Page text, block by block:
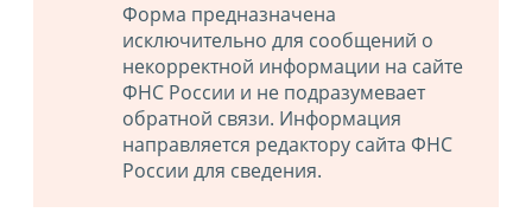
Форма предназначена
исключительно для сообщений о
некорректной информации на сайте
ФНС России и не подразумевает
обратной связи. Информация
направляется редактору сайта ФНС
России для сведения.